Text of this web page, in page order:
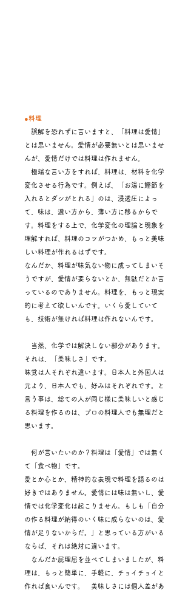
●料理
誤解を恐れずに言いますと、「料理は愛情」
とは思いません。愛情が必要無いとは思いませ
んが、愛情だけでは料理は作れません。
極端な言い方をすれば、料理は、材料を化学
変化させる行為です。例えば、「お湯に鰹節を
入れるとダシがとれる」のは、浸透圧によっ
て、味は、濃い方から、薄い方に移るからで
す。料理をする上で、化学変化の理論と現象を
理解すれば、料理のコツがつかめ、もっと美味
しい料理が作れるはずです。
なんだか、料理が味気ない物に成ってしまいそ
うですが、愛情が要らないとか、無駄だとか言
っているのでありません。料理を、もっと現実
的に考えて欲しいんです。いくら愛していて
も、技術が無ければ料理は作れないんです。
当然、化学では解決しない部分があります。
それは、「美味しさ」です。
味覚は人それぞれ違います。日本人と外国人は
元より、日本人でも、好みはそれぞれです。と
言う事は、総ての人が同じ様に美味しいと感じ
る料理を作るのは、プロの料理人でも無理だと
思います。
何が言いたいのか？料理は「愛情」では無く
て「食べ物」です。
愛とか心とか、精神的な表現で料理を語るのは
好きではありません。愛情には味は無いし、愛
情では化学変化は起こりません。もしも「自分
の作る料理が納得のいく味に成らないのは、愛
情が足りないからだ。」と思っている方がいる
ならば、それは絶対に違います。
なんだか屁理屈を並べてしまいましたが、料
理は、もっと簡単に、手軽に、チョイチョイと
作れば良いんです。 美味しさには個人差があ